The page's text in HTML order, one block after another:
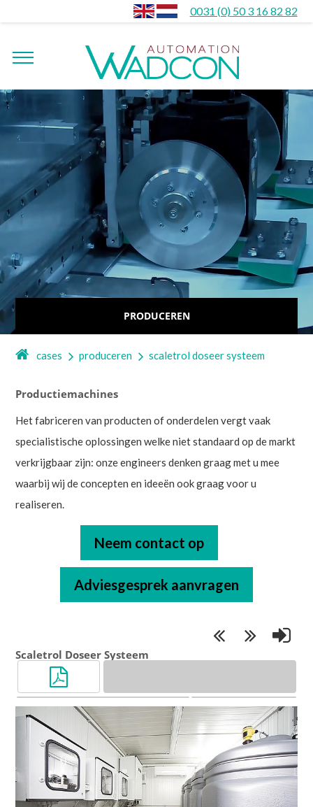
0031 (0) 50 3 16 82 82
PRODUCEREN
cases produceren scaletrol doseer systeem
Productiemachines
Het fabriceren van producten of onderdelen vergt vaak
specialistische oplossingen welke niet standaard op de markt
verkrijgbaar zijn: onze engineers denken graag met u mee
waarbij wij de concepten en ideeën ook graag voor u
realiseren.
Neem contact op
Adviesgesprek aanvragen
Scaletrol Doseer Systeem